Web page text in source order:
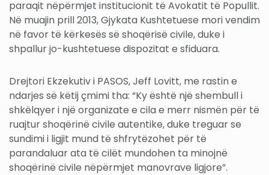
paraqit nëpërmjet institucionit të Avokatit të Popullit.
Në muajin prill 2013, Gjykata Kushtetuese mori vendim
në favor të kërkesës së shoqërisë civile, duke i
shpallur jo-kushtetuese dispozitat e sfiduara.
Drejtori Ekzekutiv i PASOS, Jeff Lovitt, me rastin e
ndarjes së këtij çmimi tha: “Ky është një shembull i
shkëlqyer i një organizate e cila e merr nismën për të
ruajtur shoqërinë civile autentike, duke treguar se
sundimi i ligjit mund të shfrytëzohet për të
parandaluar ata të cilët mundohen ta minojnë
shoqërinë civile nëpërmjet manovrave ligjore”.